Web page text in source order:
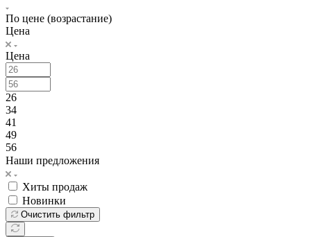
По цене (возрастание)
Цена
Цена
26
34
41
49
56
Наши предложения
Хиты продаж
Новинки
Очистить фильтр